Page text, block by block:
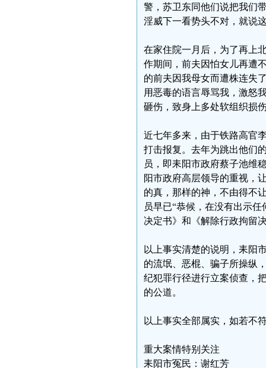
警，苏卫东同他们说把我们
淫威下一看势头不对，就说
在家住院一月后，为了再上
作期间，前夫因怕女儿再遭
的前夫因我母女而遭株连失
用恶毒的语言辱骂我，激怒
砸伤，致身上多处软组织损
近七年多来，由于铁路高官
打击报复。去年为跳出他们
员，即耒阳市政府蔡子池维
阳市政府高层领导的重视，
的真，那样的神，不由得不
员早已“恭候，在没有出示
决定书》和《解除行政拘留
以上事实清楚的说明，耒阳
的流氓、恶棍、骗子所操纵
纪犯罪行径进行立案侦查，
的公道。
以上事实全部属实，如若不
重大案情特别关注
耒阳市冤民：谢红芳